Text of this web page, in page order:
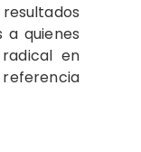
a quienes
en